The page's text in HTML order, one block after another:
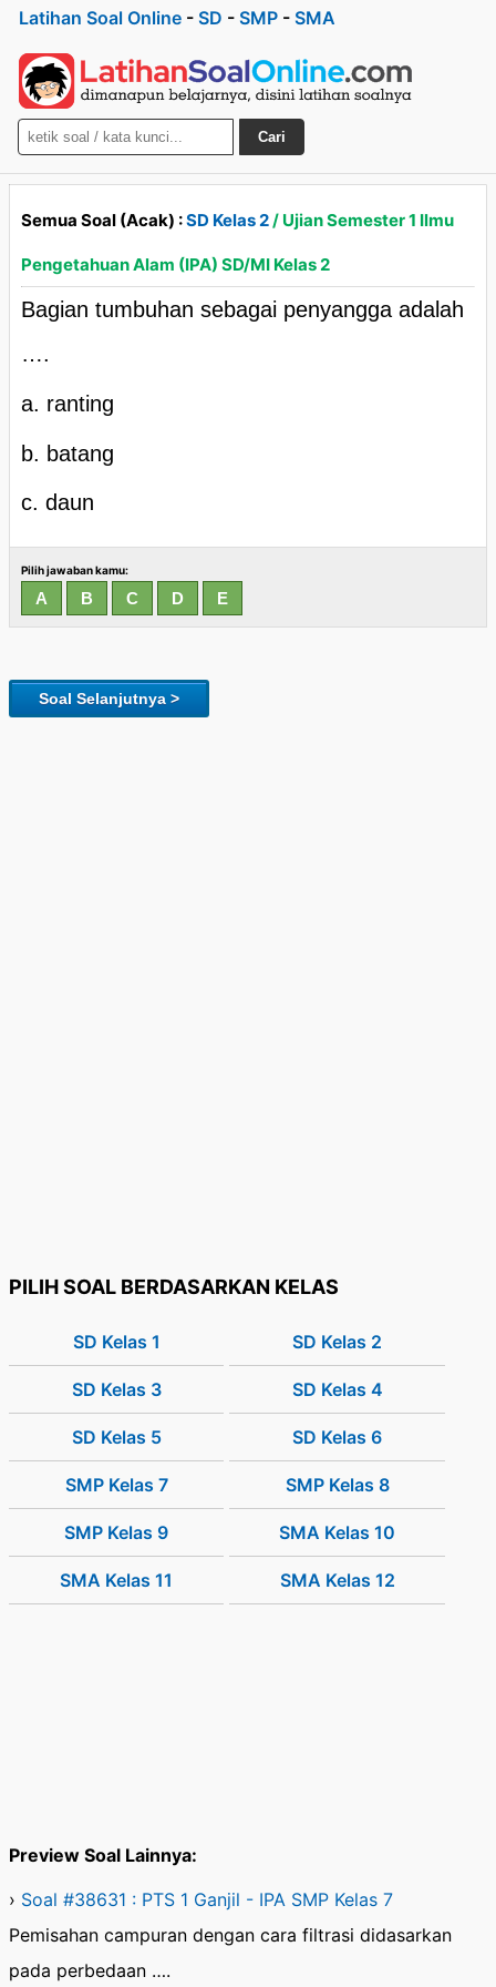
Latihan Soal Online - SD - SMP - SMA
Cari
Semua Soal (Acak) :SD Kelas 2/ Ujian Semester 1 Ilmu
Pengetahuan Alam (IPA) SD/MI Kelas 2
Bagian tumbuhan sebagai penyangga adalah
….
a. ranting
b. batang
c. daun
Pilih jawaban kamu:
Soal Selanjutnya >
PILIH SOAL BERDASARKAN KELAS
SD Kelas 1 SD Kelas 2
SD Kelas 3 SD Kelas 4
SD Kelas 5 SD Kelas 6
SMP Kelas 7 SMP Kelas 8
SMP Kelas 9 SMA Kelas 10
SMA Kelas 11 SMA Kelas 12
Preview Soal Lainnya:
› Soal #38631 : PTS 1 Ganjil - IPA SMP Kelas 7
Pemisahan campuran dengan cara filtrasi didasarkan
pada perbedaan ….